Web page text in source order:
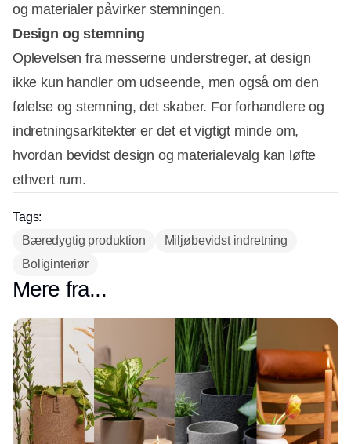
og materialer påvirker stemningen.
Design og stemning
Oplevelsen fra messerne understreger, at design
ikke kun handler om udseende, men også om den
følelse og stemning, det skaber. For forhandlere og
indretningsarkitekter er det et vigtigt minde om,
hvordan bevidst design og materialevalg kan løfte
ethvert rum.
Tags:
Bæredygtig produktion
Miljøbevidst indretning
Boliginteriør
Mere fra...